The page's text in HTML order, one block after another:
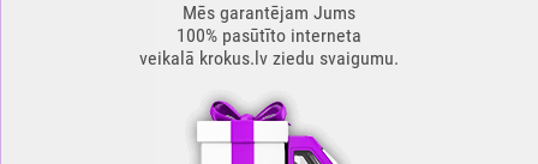
Mēs garantējam Jums
100% pasūtīto interneta
veikalā krokus.lv ziedu svaigumu.